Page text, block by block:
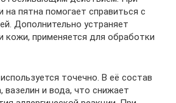
на пятна помогает справиться с
Дополнительно устраняет
кожи, применяется для обработки
точечно. В её состав
вазелин и вода, что снижает